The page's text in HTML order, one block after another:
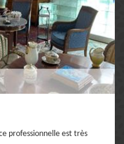
professionnelle est très